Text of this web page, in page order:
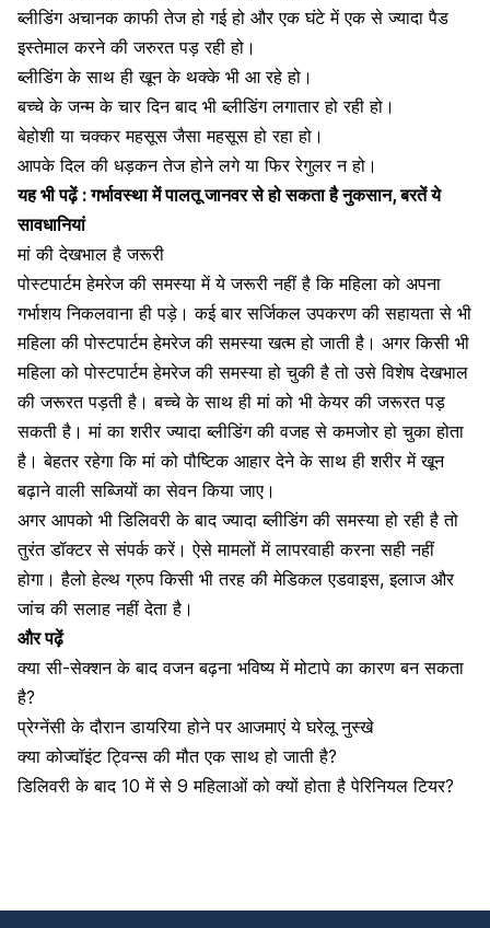
ब्लीडिंग अचानक काफी तेज हो गई हो और एक घंटे में एक से ज्यादा पैड
इस्तेमाल करने की जरुरत पड़ रही हो।
ब्लीडिंग के साथ ही खून के थक्के भी आ रहे हो।
बच्चे के जन्म के चार दिन बाद भी ब्लीडिंग लगातार हो रही हो।
बेहोशी या चक्कर महसूस जैसा महसूस हो रहा हो।
आपके दिल की धड़कन तेज होने लगे या फिर रेगुलर न हो।
यह भी पढ़ें :गर्भावस्था में पालतू जानवर से हो सकता है नुकसान, बरतें ये
सावधानियां
मां की देखभाल है जरूरी
पोस्टपार्टम हेमरेज की समस्या में ये जरूरी नहीं है कि महिला को अपना
गर्भाशय निकलवाना ही पड़े। कई बार सर्जिकल उपकरण की सहायता से भी
महिला की पोस्टपार्टमहेमरेज की समस्या खत्म हो जाती है। अगर किसी भी
महिला को पोस्टपार्टम हेमरेज की समस्या हो चुकी है तो उसे विशेष देखभाल
की जरूरत पड़ती है। बच्चे के साथ ही मां को भी केयर की जरूरत पड़
सकती है। मां का शरीर ज्यादा ब्लीडिंग की वजह से कमजोर हो चुका होता
है। बेहतर रहेगा कि मां कोपौष्टिक आहारदेने के साथ ही शरीर में खून
बढ़ाने वाली सब्जियों का सेवन किया जाए।
अगर आपको भी डिलिवरी के बाद ज्यादा ब्लीडिंग की समस्या हो रही है तो
तुरंत डॉक्टर से संपर्क करें। ऐसे मामलों में लापरवाही करना सही नहीं
होगा। हैलो हेल्थ ग्रुप किसी भी तरह की मेडिकल एडवाइस, इलाज और
जांच की सलाह नहीं देता है।
और पढ़ें
क्या सी-सेक्शन के बाद वजन बढ़ना भविष्य में मोटापे का कारण बन सकता
है?
प्रेग्नेंसी के दौरान डायरिया होने पर आजमाएं ये घरेलू नुस्खे
क्या कोज्वाॅइंट ट्विन्स की मौत एक साथ हो जाती है?
डिलिवरी के बाद 10 में से 9 महिलाओं को क्यों होता है पेरिनियल टियर?